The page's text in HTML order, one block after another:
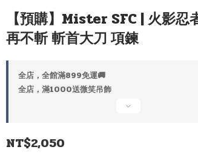
【預購】Mister SFC | 火影忍
再不斬 斬首大刀 項鍊
全店，全館滿899免運🚚
全店，滿1000送微笑吊飾
NT$2,050